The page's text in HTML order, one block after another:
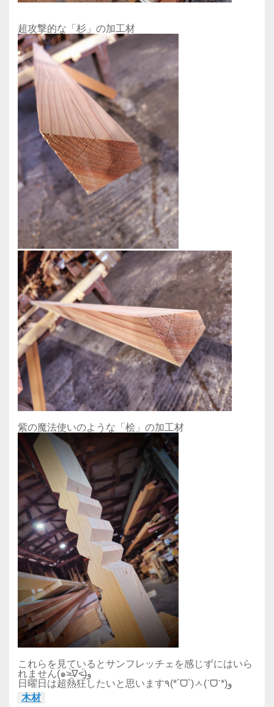
超攻撃的な「杉」の加工材
紫の魔法使いのような「桧」の加工材
これらを見ているとサンフレッチェを感じずにはいら
れません(๑˃̶͈̀∇˂̶͈́)و
日曜日は超熱狂したいと思います٩(*´ᗜ`)ㅅ(ˊᗜˋ*)و
木材